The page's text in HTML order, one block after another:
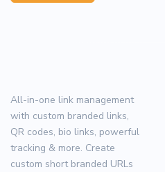
All-in-one link management
with custom branded links,
QR codes, bio links, powerful
tracking & more. Create
custom short branded URLs